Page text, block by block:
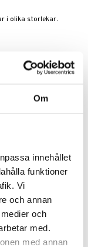
Om
innehållet
funktioner
Vi
och annan
och
med.
med annan
i olika storlekar.
Vibes Silk
minivibraattori